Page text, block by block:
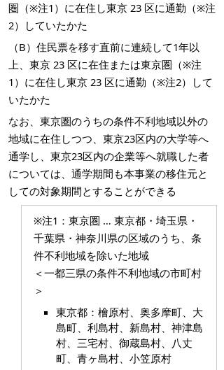
圏（※注1）に在住し東京 23 区に通勤（※注
2）していたかた
（B）住民票を移す直前に連続して1年以
上、東京 23 区に在住または東京圏（※注
1）に在住し東京 23 区に通勤（※注2）して
いたかた
なお、東京圏のうちの条件不利地域以外の
地域に在住しつつ、東京23区内の大学等へ
通学し、東京23区内の企業等へ就職した者
については、通学期間も本事業の移住元と
しての対象期間とすることができる
※注1：東京圏 … 東京都・埼玉県・
千葉県・神奈川県の区域のうち、条
件不利地域を除いた地域
＜一都三県の条件不利地域の市町村
＞
東京都：檜原村、奥多摩町、大
島町、利島村、新島村、神津島
村、三宅村、御蔵島村、八丈
町、青ヶ島村、小笠原村